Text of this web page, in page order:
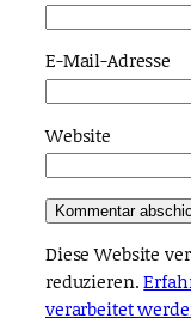
E-Mail-Adresse
Website
Diese Website
reduzieren.
verarbeitet